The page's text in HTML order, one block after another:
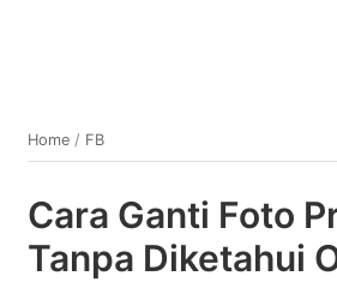
Home / FB
Cara Ganti Foto
Tanpa Diketahui